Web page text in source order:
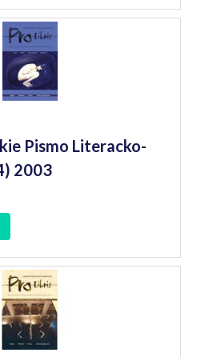
Pismo Literacko-
2003